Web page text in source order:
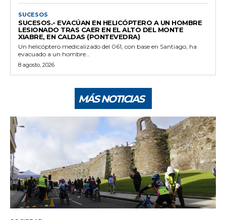
SUCESOS
SUCESOS.- EVACÚAN EN HELICÓPTERO A UN HOMBRE
LESIONADO TRAS CAER EN EL ALTO DEL MONTE
XIABRE, EN CALDAS (PONTEVEDRA)
Un helicóptero medicalizado del 061, con base en Santiago, ha
evacuado a un hombre...
8 agosto, 2026
MÁS NOTICIAS